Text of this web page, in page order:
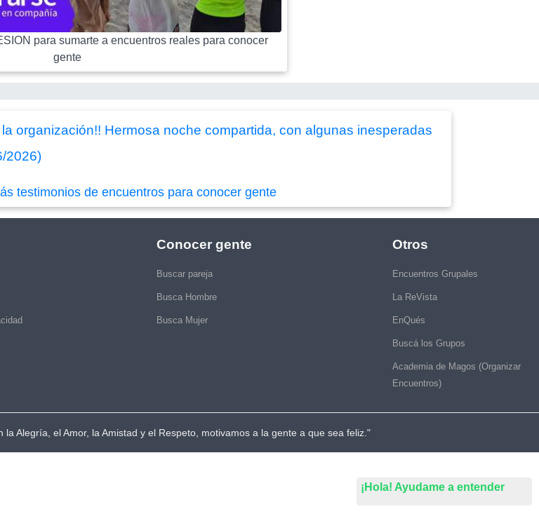
¡Hola! Ayudame a entender
para sumarte a encuentros reales para conocer
gente
organización!! Hermosa noche compartida, con algunas inesperadas
2026)
testimonios de encuentros para conocer gente
Conocer gente
Buscar pareja
Busca Hombre
Busca Mujer
Otros
Encuentros Grupales
La ReVista
EnQués
Buscá los Grupos
Academia de Magos (Organizar
Encuentros)
la Alegría, el Amor, la Amistad y el Respeto, motivamos a la gente a que sea feliz."